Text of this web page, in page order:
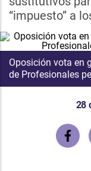
“impuesto” a
Oposición vota en
de Profesionales
28